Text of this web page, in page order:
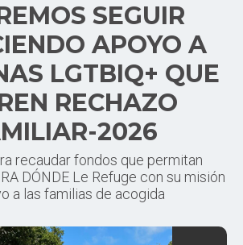
SEGUIR
APOYO A
LGTBIQ+ QUE
RECHAZO
2026
recaudar fondos que permitan
DÓNDE Le Refuge con su misión
a las familias de acogida